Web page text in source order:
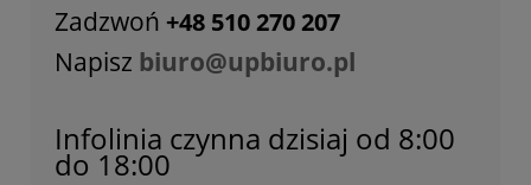
Zadzwoń +48 510 270 207
Napisz biuro@upbiuro.pl
Infolinia czynna dzisiaj od 8:00
do 18:00